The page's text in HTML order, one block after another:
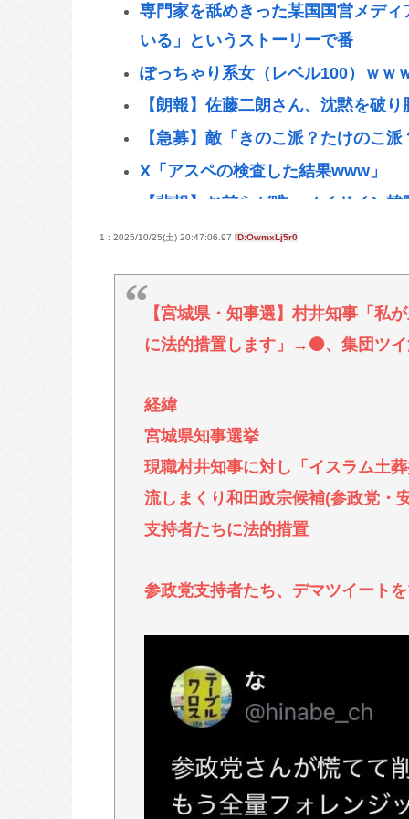
専門家を舐めきった某国国営メデ
いる」というストーリーで番
ぽっちゃり系女（レベル100）ｗｗ
【朗報】佐藤二朗さん、沈黙を破
【急募】敵「きのこ派？たけのこ
X「アスペの検査した結果www」
【悲報】お前らが唯一メイドイン
【悲報】性的暴行された時の話聞い
成金クソ坊主と葬儀屋が大喜びす
主人かハッキリさせるべき」
リンゴ・スター⬅︎この人だけソロが
「巨乳」vs「巨尻」→結局どっちが
Powered by livedoor 相互RSS
1 : 2025/10/25(土) 20:47:06.97 ID:OwmxLj5r0
【宮城県・知事選】村井知事「私
に法的措置します」→🟠、集団ツ
経緯
宮城県知事選挙
現職村井知事に対し「イスラム土
流しまくり和田政宗候補(参政党・
支持者たちに法的措置
参政党支持者たち、デマツイート